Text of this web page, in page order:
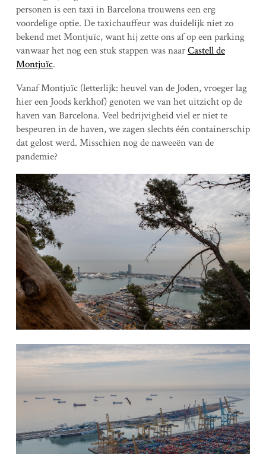
personen is een taxi in Barcelona trouwens een erg
voordelige optie. De taxichauffeur was duidelijk niet zo
bekend met Montjuïc, want hij zette ons af op een parking
vanwaar het nog een stuk stappen was naarCastell de
Montjuïc.
Vanaf Montjuïc (letterlijk: heuvel van de Joden, vroeger lag
hier een Joods kerkhof) genoten we van het uitzicht op de
haven van Barcelona. Veel bedrijvigheid viel er niet te
bespeuren in de haven, we zagen slechts één containerschip
dat gelost werd. Misschien nog de naweeën van de
pandemie?